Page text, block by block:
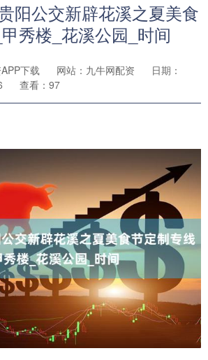
阳公交新辟花溪之夏美食
秀楼_花溪公园_时间
下载 网站：九牛网配资
日期：
查看：97